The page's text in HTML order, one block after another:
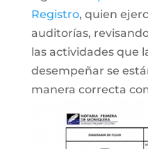
Registro, quien
auditorías,
las actividades que
desempeñar se
manera correcta